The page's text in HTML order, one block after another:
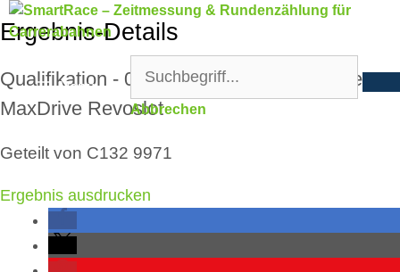
Zum
Inhalt
Menü
Abbrechen
Ergebnis-Details
Qualifikation - 08.06.2025, 15:05 - Strecke:
MaxDrive Revoslot
Geteilt von C132 9971
Ergebnis ausdrucken